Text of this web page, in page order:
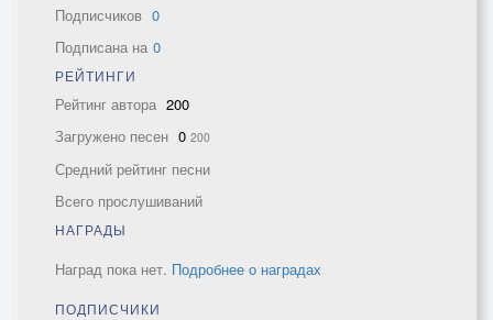
Подписчиков 0
Подписана на 0
РЕЙТИНГИ
Рейтинг автора 200
Загружено песен 0 200
Средний рейтинг песни
Всего прослушиваний
НАГРАДЫ
Наград пока нет. Подробнее о наградах
ПОДПИСЧИКИ